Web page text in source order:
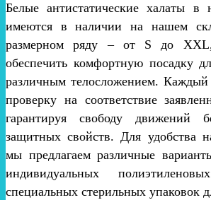
Белые антистатические халаты в
имеются в наличии на нашем
размерном ряду – от S до XXL,
обеспечить комфортную посадку
различным телосложением. Каждый
проверку на соответствие
гарантируя свободу движений
защитных свойств. Для удобства
мы предлагаем различные
индивидуальных
специальных стерильных упаковок